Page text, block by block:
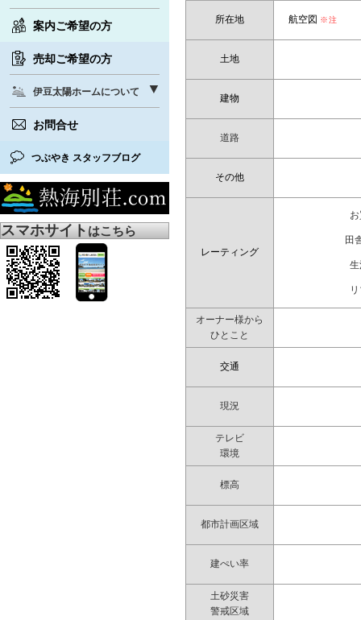
案内ご希望の方
売却ご希望の方
伊豆太陽ホームについて
お問合せ
つぶやき スタッフブログ
スマホサイトはこちら
所在地 航空図 ※注
土地
建物
道路
その他
レーティング
田
オーナー様から
ひとこと
交通
現況
テレビ
環境
標高
都市計画区域
建ぺい率
土砂災害
警戒区域